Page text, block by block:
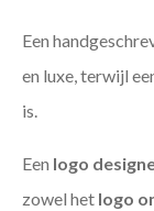
Een
en luxe, terwijl
is.
Een logo
zowel het logo